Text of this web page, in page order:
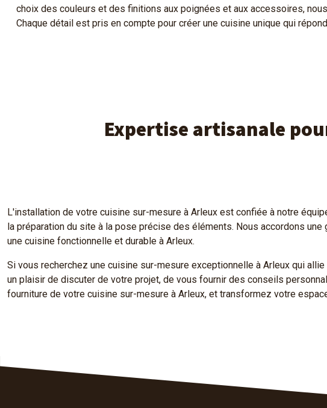
choix des couleurs et des finitions aux poignées et aux accessoires,
Chaque détail est pris en compte pour créer une cuisine unique qui
Expertise artisanale
L'installation de votre cuisine sur-mesure à Arleux est confiée à notre
la préparation du site à la pose précise des éléments. Nous accordons
une cuisine fonctionnelle et durable à Arleux.
Si vous recherchez une cuisine sur-mesure exceptionnelle à Arleux qui
un plaisir de discuter de votre projet, de vous fournir des conseils
fourniture de votre cuisine sur-mesure à Arleux, et transformez votre